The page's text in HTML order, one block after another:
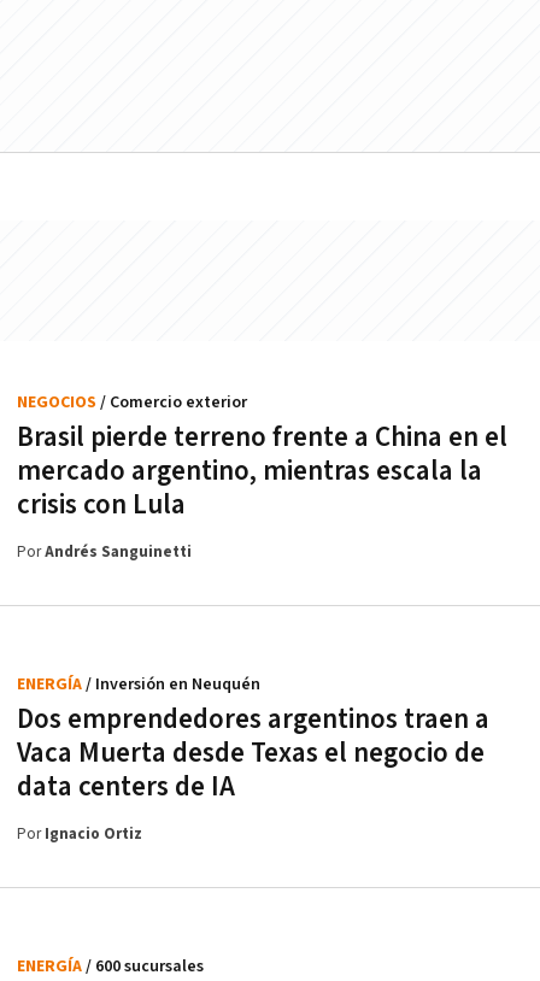
Brasil pierde terreno frente a China en el
mercado argentino, mientras escala la
crisis con Lula
NEGOCIOS / Comercio exterior
PorAndrés Sanguinetti
Dos emprendedores argentinos traen a
Vaca Muerta desde Texas el negocio de
data centers de IA
ENERGÍA/ Inversión en Neuquén
PorIgnacio Ortiz
ENERGÍA/ 600 sucursales